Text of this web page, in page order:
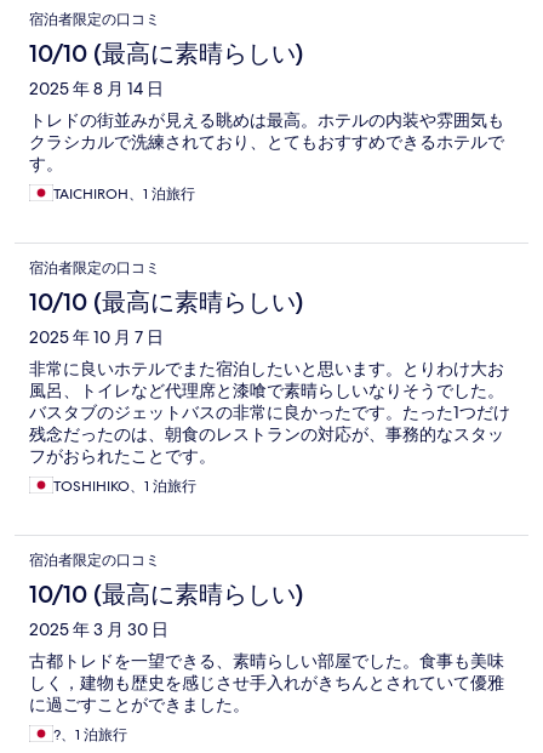
宿泊者限定の口コミ
10/10 (最高に素晴らしい)
2025 年 8 月 14 日
トレドの街並みが見える眺めは最高。ホテルの内装や雰囲気も
クラシカルで洗練されており、とてもおすすめできるホテルで
す。
TAICHIROH、1 泊旅行
宿泊者限定の口コミ
10/10 (最高に素晴らしい)
2025 年 10 月 7 日
非常に良いホテルでまた宿泊したいと思います。とりわけ大お
風呂、トイレなど代理席と漆喰で素晴らしいなりそうでした。
バスタブのジェットバスの非常に良かったです。たった1つだけ
残念だったのは、朝食のレストランの対応が、事務的なスタッ
フがおられたことです。
TOSHIHIKO、1 泊旅行
宿泊者限定の口コミ
10/10 (最高に素晴らしい)
2025 年 3 月 30 日
古都トレドを一望できる、素晴らしい部屋でした。食事も美味
しく，建物も歴史を感じさせ手入れがきちんとされていて優雅
に過ごすことができました。
?、1 泊旅行